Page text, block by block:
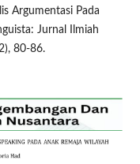
Argumentasi Pada
Jurnal Ilmiah
80-86.